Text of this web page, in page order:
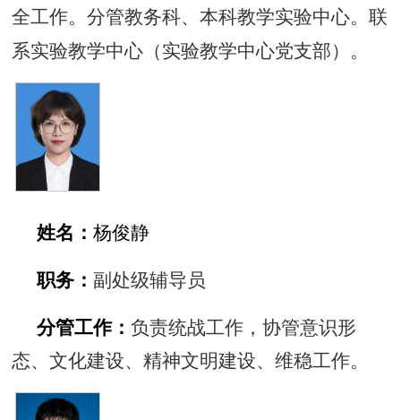
全工作。分管教务科、本科教学实验中心。联
系实验教学中心（实验教学中心党支部）。
姓名：杨俊静
职务：副处级辅导员
分管工作：负责统战工作，协管意识形
态、文化建设、精神文明建设、维稳工作。